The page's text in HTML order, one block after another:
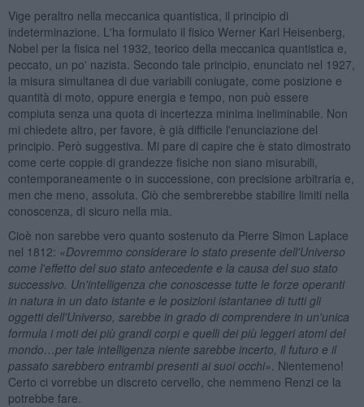
Vige peraltro nella meccanica quantistica, il principio di
indeterminazione. L'ha formulato il fisico Werner Karl Heisenberg,
Nobel per la fisica nel 1932, teorico della meccanica quantistica e,
peccato, un po' nazista. Secondo tale principio, enunciato nel 1927,
la misura simultanea di due variabili coniugate, come posizione e
quantità di moto, oppure energia e tempo, non può essere
compiuta senza una quota di incertezza minima ineliminabile. Non
mi chiedete altro, per favore, è già difficile l'enunciazione del
principio. Però suggestiva. Mi pare di capire che è stato dimostrato
come certe coppie di grandezze fisiche non siano misurabili,
contemporaneamente o in successione, con precisione arbitraria e,
men che meno, assoluta. Ciò che sembrerebbe stabilire limiti nella
conoscenza, di sicuro nella mia.
Cioè non sarebbe vero quanto sostenuto da Pierre Simon Laplace
nel 1812: «Dovremmo considerare lo stato presente dell'Universo
come l'effetto del suo stato antecedente e la causa del suo stato
successivo. Un'intelligenza che conoscesse tutte le forze operanti
in natura in un dato istante e le posizioni istantanee di tutti gli
oggetti dell'Universo, sarebbe in grado di comprendere in un'unica
formula i moti dei più grandi corpi e quelli dei più leggeri atomi del
mondo…per tale intelligenza niente sarebbe incerto, il futuro e il
passato sarebbero entrambi presenti ai suoi occhi» . Nientemeno!
Certo ci vorrebbe un discreto cervello, che nemmeno Renzi ce la
potrebbe fare.